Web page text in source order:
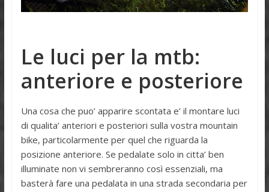
Le luci per la mtb:
anteriore e posteriore
Una cosa che puo’ apparire scontata e’ il montare luci
di qualita’ anteriori e posteriori sulla vostra mountain
bike, particolarmente per quel che riguarda la
posizione anteriore. Se pedalate solo in citta’ ben
illuminate non vi sembreranno così essenziali, ma
basterà fare una pedalata in una strada secondaria per